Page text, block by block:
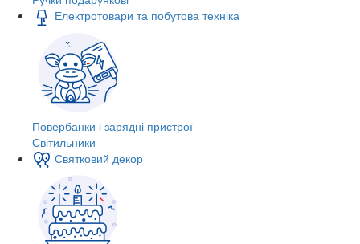
Електротовари та побутова техніка
Повербанки і зарядні пристрої
Світильники
Святковий декор